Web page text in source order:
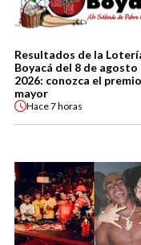
Resultados de la
Boyacá del 8 de agosto
2026: conozca el premio
mayor
Hace7 horas